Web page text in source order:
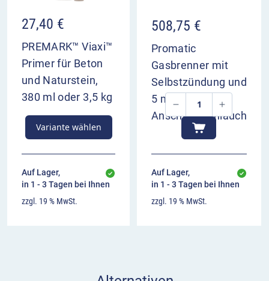
27,40 €
PREMARK™ Viaxi™
Primer für Beton
und Naturstein,
380 ml oder 3,5 kg
Variante wählen
Auf Lager,
in 1 - 3 Tagen bei Ihnen
zzgl. 19 % MwSt.
508,75 €
Promatic
Gasbrenner mit
Selbstzündung und
5 m
Anschlussschlauch
Auf Lager,
in 1 - 3 Tagen bei Ihnen
zzgl. 19 % MwSt.